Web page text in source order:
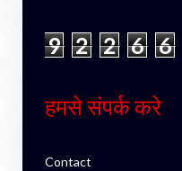
9 2 2 6 6
हमसे संपर्क करे
Contact